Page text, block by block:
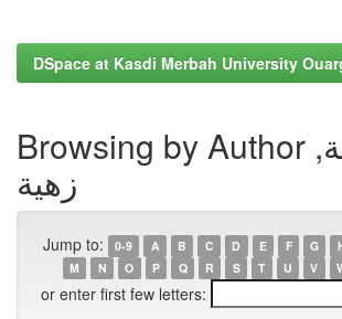
DSpace at Kasdi Merbah University
Browsing by Author بن حنة,
زهية
Jump to: 0-9 A B C D E F G
M
N O P Q R S T U V
or enter first few letters: